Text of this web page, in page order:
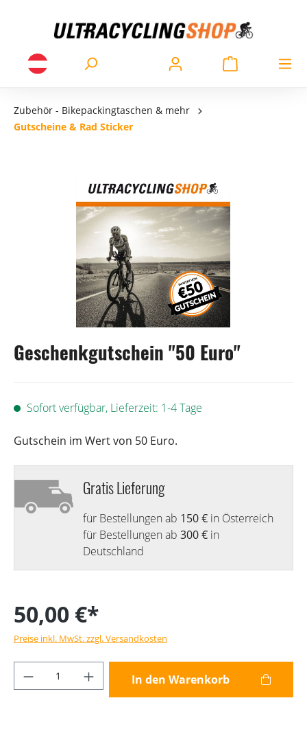
Zubehör - Bikepackingtaschen & mehr
Gutscheine & Rad Sticker
Geschenkgutschein "50 Euro"
Sofort verfügbar, Lieferzeit: 1-4 Tage
Gutschein im Wert von 50 Euro.
Gratis Lieferung
für Bestellungen ab 150 € in Österreich
für Bestellungen ab 300 € in
Deutschland
50,00 €*
Preise inkl. MwSt. zzgl. Versandkosten
Produkt Anzahl: Gib den gewünschten
In den Warenkorb